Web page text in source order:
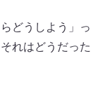
どうしよう」っ
れはどうだった